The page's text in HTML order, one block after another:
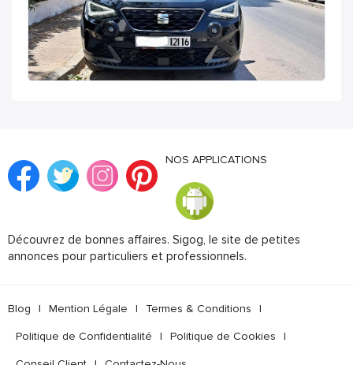
NOS APPLICATIONS
Découvrez de bonnes affaires. Sigog, le site de petites
annonces pour particuliers et professionnels.
Blog | Mention Légale | Termes & Conditions |
Politique de Confidentialité | Politique de Cookies |